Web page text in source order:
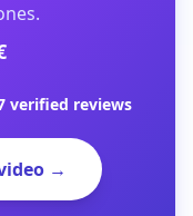
reviews
→